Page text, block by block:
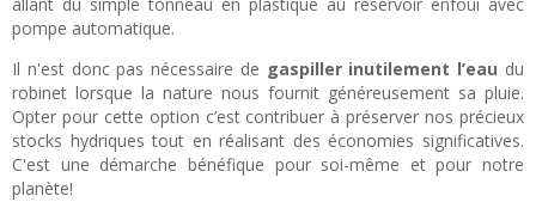
pompe automatique.
Il n'est donc pas nécessaire de gaspiller inutilement l’eau du
robinet lorsque la nature nous fournit généreusement sa pluie.
Opter pour cette option c’est contribuer à préserver nos précieux
stocks hydriques tout en réalisant des économies significatives.
C'est une démarche bénéfique pour soi-même et pour notre
planète!